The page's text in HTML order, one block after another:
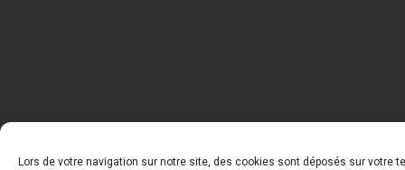
Lors de votre navigation sur notre site, des cookies sont déposés sur votre